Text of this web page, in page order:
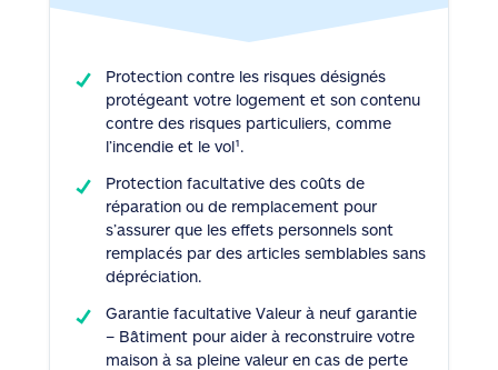
Protection contre les risques désignés
protégeant votre logement et son contenu
contre des risques particuliers, comme
l’incendie et le vol¹.
Protection facultative des coûts de
réparation ou de remplacement pour
s’assurer que les effets personnels sont
remplacés par des articles semblables sans
dépréciation.
Garantie facultative Valeur à neuf garantie
– Bâtiment pour aider à reconstruire votre
maison à sa pleine valeur en cas de perte